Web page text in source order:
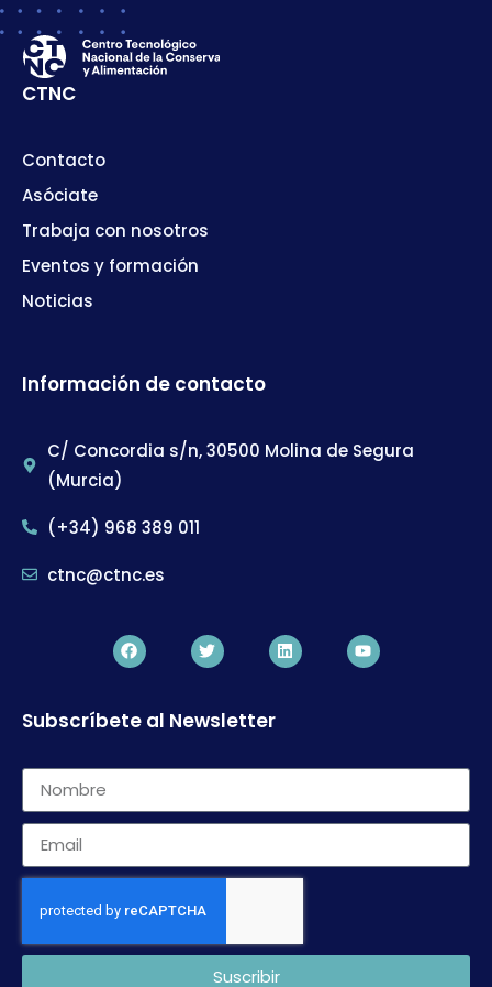
CTNC
Contacto
Asóciate
Trabaja con nosotros
Eventos y formación
Noticias
Información de contacto
C/ Concordia s/n, 30500 Molina de Segura
(Murcia)
(+34) 968 389 011
ctnc@ctnc.es
Subscríbete al Newsletter
Suscribir